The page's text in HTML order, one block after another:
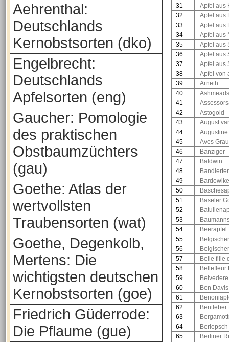
Aehrenthal:
Deutschlands
Kernobstsorten (dko)
Engelbrecht:
Deutschlands
Apfelsorten (eng)
Gaucher: Pomologie
des praktischen
Obstbaumzüchters
(gau)
Goethe: Atlas der
wertvollsten
Traubensorten (wat)
Goethe, Degenkolb,
Mertens: Die
wichtigsten deutschen
Kernobstsorten (goe)
Friedrich Güderrode:
Die Pflaume (gue)
31
Apfel aus
32
Apfel aus
33
Apfel aus
34
Apfel aus
35
Apfel aus
36
Apfel aus
37
Apfel aus
38
Apfel von
39
Arneth
40
41
42
Astogold
43
August
44
Augustine
45
Aves
46
Bänziger
47
Baldwin
48
49
50
51
Baseler
52
53
54
Beerapfel
55
56
57
Belle fille
58
Bellefleur
59
Belvedere
60
Ben Davis
61
62
63
64
Berlepsch
65
Berliner